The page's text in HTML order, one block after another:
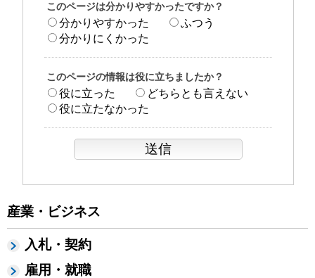
産業・ビジネス
入札・契約
雇用・就職
このページは分かりやすかったですか？
分かりやすかった
ふつう
分かりにくかった
このページの情報は役に立ちましたか？
役に立った
どちらとも言えない
役に立たなかった